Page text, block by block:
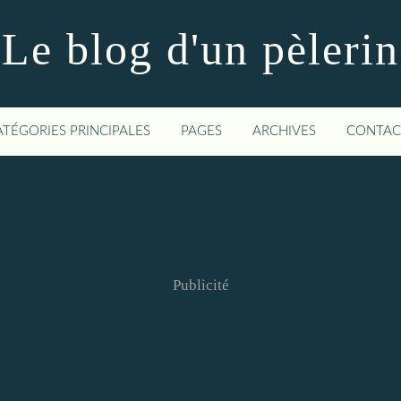
Le blog d'un pèlerin
PRINCIPALES PAGES ARCHIVES
Publicité